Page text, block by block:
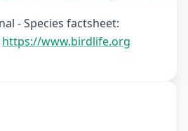
- Species factsheet:
https://www.birdlife.org